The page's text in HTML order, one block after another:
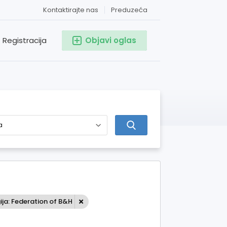
Preduzeća
Kontaktirajte nas
Objavi oglas
Registracija
Federation of B&H